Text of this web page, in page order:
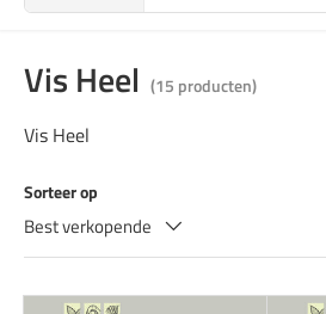
Vis Heel (15 producten)
Vis Heel
Sorteer op
Best verkopende